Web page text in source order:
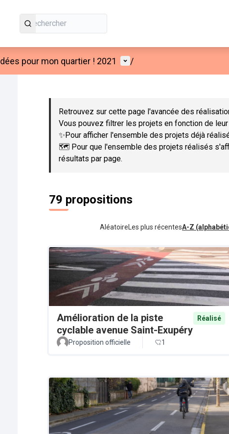
pour mon quartier ! 2021 Menu utilisateur
/
Passer la carte
Retrouvez sur cette page l'avancée des
Vous pouvez filtrer les projets en fonction de
✨Pour afficher l'ensemble des projets déjà
🗺️ Pour que l'ensemble des projets réalisés
résultats par page.
79 propositions
Aléatoire Les plus récentesA-Z
Amélioration de la piste
cyclable avenue Saint-Exupéry
Réalisé
Proposition officielle 1